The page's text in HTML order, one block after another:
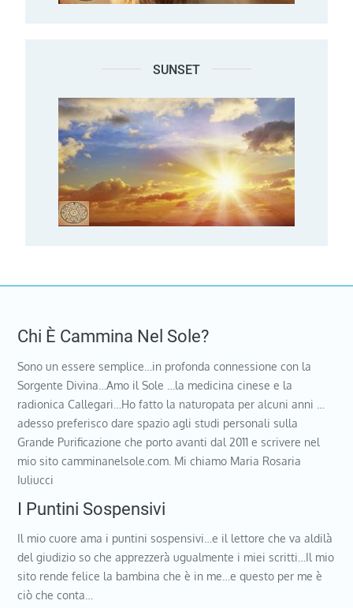
SUNSET
Chi È Cammina Nel Sole?
Sono un essere semplice…in profonda connessione con la
Sorgente Divina…Amo il Sole …la medicina cinese e la
radionica Callegari…Ho fatto la naturopata per alcuni anni …
adesso preferisco dare spazio agli studi personali sulla
Grande Purificazione che porto avanti dal 2011 e scrivere nel
mio sito camminanelsole.com. Mi chiamo Maria Rosaria
Iuliucci
I Puntini Sospensivi
Il mio cuore ama i puntini sospensivi…e il lettore che va aldilà
del giudizio so che apprezzerà ugualmente i miei scritti…Il mio
sito rende felice la bambina che è in me…e questo per me è
ciò che conta…